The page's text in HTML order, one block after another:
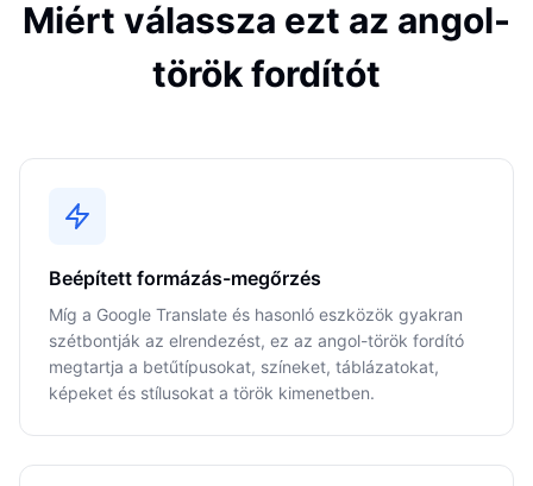
Miért válassza ezt az angol-
török fordítót
Beépített formázás-megőrzés
Míg a Google Translate és hasonló eszközök gyakran
szétbontják az elrendezést, ez az angol-török fordító
megtartja a betűtípusokat, színeket, táblázatokat,
képeket és stílusokat a török kimenetben.